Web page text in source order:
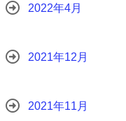
2022年4月
2021年12月
2021年11月